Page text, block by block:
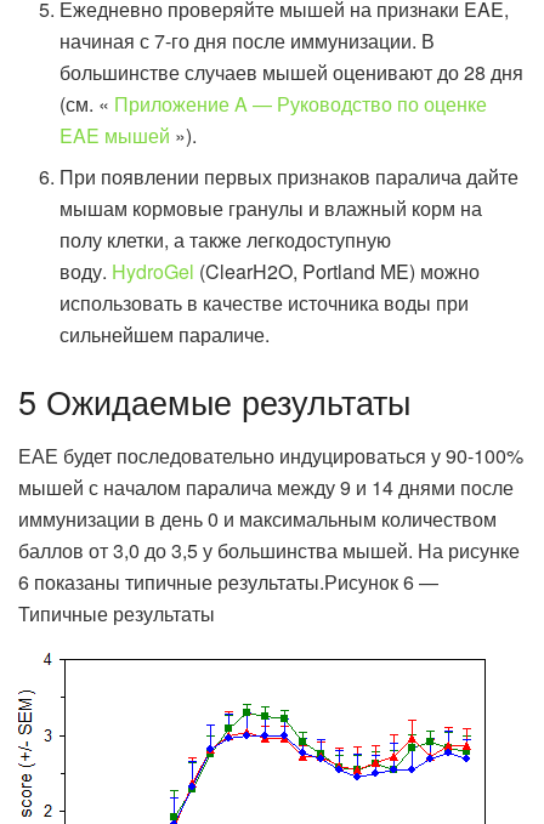
Ежедневно проверяйте мышей на признаки EAE,
начиная с 7-го дня после иммунизации. В
большинстве случаев мышей оценивают до 28 дня
(см. « Приложение A — Руководство по оценке
EAE мышей »).
При появлении первых признаков паралича дайте
мышам кормовые гранулы и влажный корм на
полу клетки, а также легкодоступную
воду. HydroGel (ClearH2O, Portland ME) можно
использовать в качестве источника воды при
сильнейшем параличе.
5 Ожидаемые результаты
ЕАЕ будет последовательно индуцироваться у 90-100%
мышей с началом паралича между 9 и 14 днями после
иммунизации в день 0 и максимальным количеством
баллов от 3,0 до 3,5 у большинства мышей. На рисунке
6 показаны типичные результаты.Рисунок 6 —
Типичные результаты